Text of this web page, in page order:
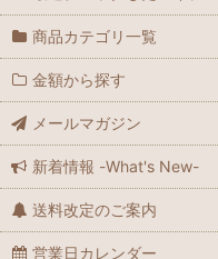
商品カテゴリ一覧
金額から探す
メールマガジン
新着情報 -What's New-
送料改定のご案内
営業日カレンダー